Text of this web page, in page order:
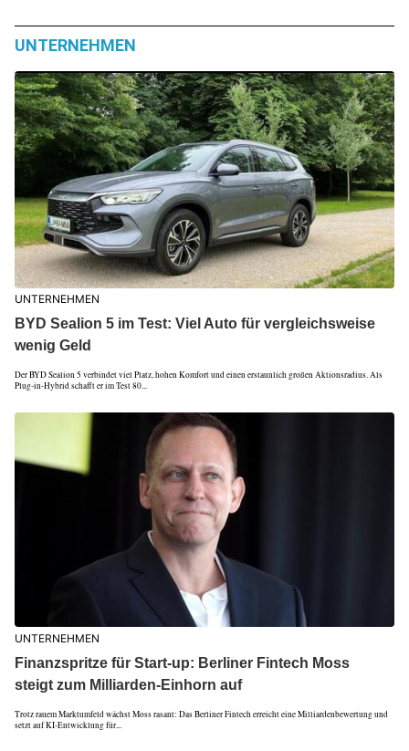
UNTERNEHMEN
UNTERNEHMEN
BYD Sealion 5 im Test: Viel Auto für vergleichsweise
wenig Geld
Der BYD Sealion 5 verbindet viel Platz, hohen Komfort und einen erstaunlich großen Aktionsradius. Als
Plug-in-Hybrid schafft er im Test 80...
UNTERNEHMEN
Finanzspritze für Start-up: Berliner Fintech Moss
steigt zum Milliarden-Einhorn auf
Trotz rauem Marktumfeld wächst Moss rasant: Das Berliner Fintech erreicht eine Milliardenbewertung und
setzt auf KI-Entwicklung für...